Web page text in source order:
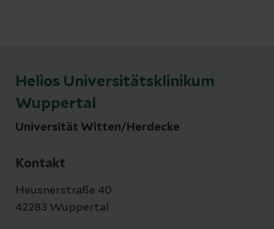
Helios Universitätsklinikum
Wuppertal
Universität Witten/Herdecke
Kontakt
Heusnerstraße 40
42283 Wuppertal